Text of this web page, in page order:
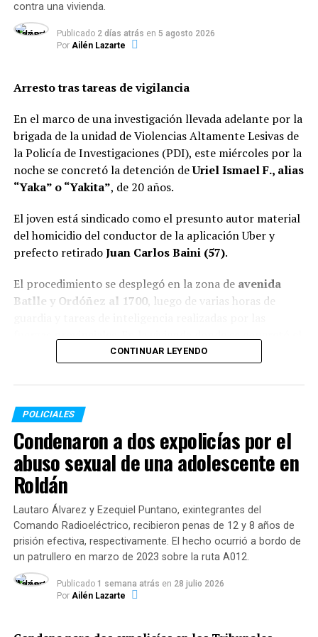
contra una vivienda.
Publicado 2 días atrás en 5 agosto 2026
Por Ailén Lazarte
Arresto tras tareas de vigilancia
En el marco de una investigación llevada adelante por la
brigada de la unidad de Violencias Altamente Lesivas de
la Policía de Investigaciones (PDI), este miércoles por la
noche se concretó la detención deUriel Ismael F., alias
“Yaka” o “Yakita”, de 20 años.
El joven está sindicado como el presunto autor material
del homicidio del conductor de la aplicación Uber y
prefecto retiradoJuan Carlos Baini (57).
El procedimiento se desplegó en la zona de avenida
Batlle y Ordóñez al 1700, luego de varias horas de
arresto, los agentes secuestraron cuatro teléfonos
sometidos a peritajes técnicos por orden judicial.
El crimen del chofer en colectora de
Circunvalación
El detenido registraba pedido de captura emitido por el
Ministerio Público de la Acusación (MPA) desde el
pasado 15 de marzo, un día después del asesinato de
Baini.
El crimen del chofer y exprefecto (quien se había
retirado de la fuerza federal en 2015) ocurrió el 14 de
marzo en la intersección de5 de Agosto y José María
CONTINUAR LEYENDO
POLICIALES
Condenaron a dos expolicías por el
abuso sexual de una adolescente en
Roldán
Lautaro Álvarez y Ezequiel Puntano, exintegrantes del
Comando Radioeléctrico, recibieron penas de 12 y 8 años de
prisión efectiva, respectivamente. El hecho ocurrió a bordo de
un patrullero en marzo de 2023 sobre la ruta A012.
Publicado 1 semana atrás en 28 julio 2026
Por Ailén Lazarte